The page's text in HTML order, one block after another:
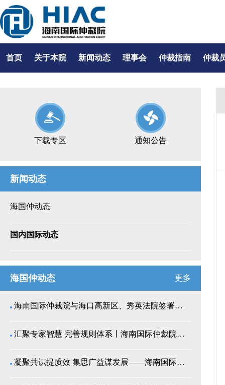
首页 关于本院 新闻动态 理事会 仲裁指南 仲裁
下载专区 通知公告
新闻动态
海国仲动态
国内国际动态
海国仲动态 更多
海南国际仲裁院与海口高新区、秀英法院签署商事纠纷多...
汇聚专家智慧 完善规则体系丨海南国际仲裁院召开仲裁...
凝聚共识提质效 集思广益谋发展——海南国际仲裁院举...